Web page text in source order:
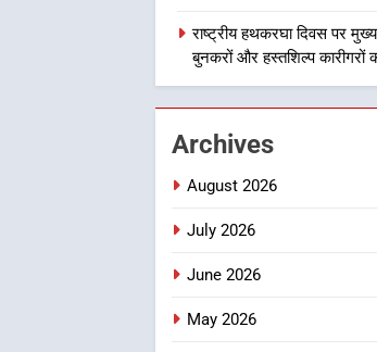
के निर्देश,
समझौता
खेल
से सजेगा
राज्य स्तर
उत्तराखंड
राष्ट्रीय हथकरघा दिवस पर
बुनकरों और हस्तशिल्प कारीगरों
Archives
August 2026
July 2026
June 2026
May 2026